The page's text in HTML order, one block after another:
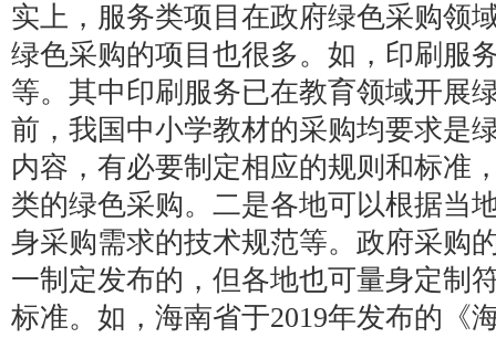
实上，服务类项目在政府绿色采购领
绿色采购的项目也很多。如，印刷服
等。其中印刷服务已在教育领域开展
前，我国中小学教材的采购均要求是
内容，有必要制定相应的规则和标准
类的绿色采购。二是各地可以根据当
身采购需求的技术规范等。政府采购
一制定发布的，但各地也可量身定制
标准。如，海南省于2019年发布的《